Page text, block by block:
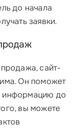
до начала
заявки.
сайт-
Он поможет
информацию до
вы можете